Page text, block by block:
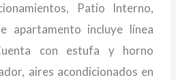
Patio Interno,
apartamento incluye línea
con estufa y horno
aires acondicionados en